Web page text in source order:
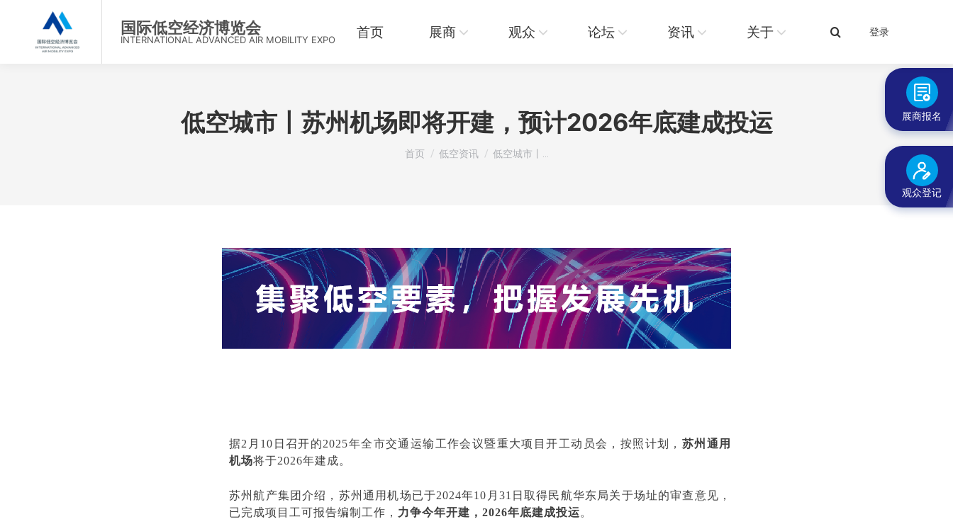
国际低空经济博览会
INTERNATIONAL ADVANCED AIR MOBILITY EXPO 首页 展商 观众 论坛 资讯 关于
搜
登录
低空城市丨苏州机场即将开建，预计2026年底建成投运
您在这里：
首页 低空资讯 低空城市丨…
据2月10日召开的2025年全市交通运输工作会议暨重大项目开工动员会， 按照计划， 苏州通用
机场将于2026年建成。
苏州航产集团介绍，苏州通用机场已于2024年10月31日取得民航华东局关于场址的审查意见，
已完成项目工可报告编制工作， 力争今年开建，2026年底建成投运。
展商报名
观众登记
展商 观众 论坛 资讯 关于
搜